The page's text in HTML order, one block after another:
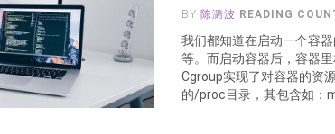
BY陈潞波 READING
我们都知道在启动一个容
等。而启动容器后，容器
Cgroup实现了对容器的资
的/proc目录，其包含如：